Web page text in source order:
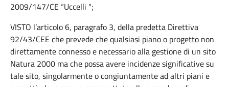
2009/147/CE “Uccelli “;
VISTO l’articolo 6, paragrafo 3, della predetta Direttiva
92/43/CEE che prevede che qualsiasi piano o progetto non
direttamente connesso e necessario alla gestione di un sito
Natura 2000 ma che possa avere incidenze significative su
tale sito, singolarmente o congiuntamente ad altri piani e